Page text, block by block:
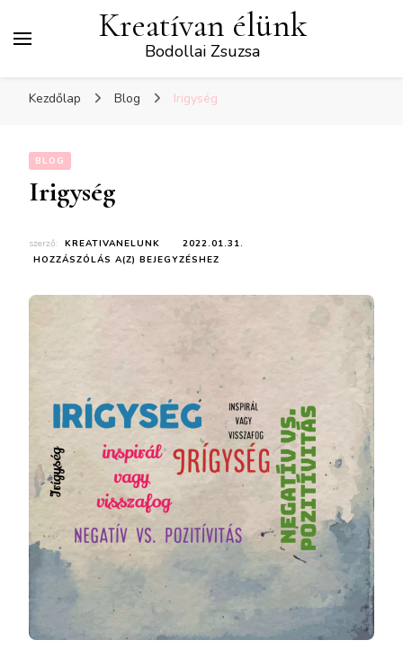
Kreatívan élünk
Bodollai Zsuzsa
Kezdőlap Blog Irigység
BLOG
Irigység
szerző: KREATIVANELUNK
2022.01.31.
HOZZÁSZÓLÁS A(Z) IRIGYSÉG
BEJEGYZÉSHEZ